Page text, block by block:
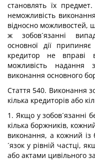
становлять їх
неможливість
відносно можливостей,
ж зобов´язанні
основної дії
кредитор не вправі
можливість надання
виконання основного
Стаття 540. Виконання
кілька кредиторів або
1. Якщо у зобов´язанні
кілька боржників,
виконання, а кожний із
´язок у рівній частці,
або актами цивільного